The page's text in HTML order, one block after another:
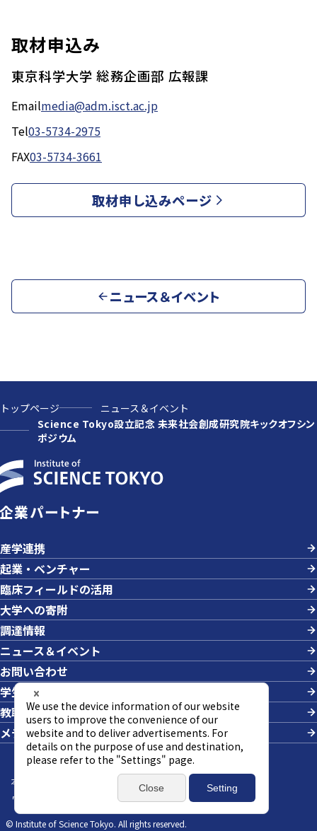
取材申込み
東京科学大学 総務企画部 広報課
Emailmedia@adm.isct.ac.jp
Tel03-5734-2975
FAX03-5734-3661
取材申し込みページ
ニュース＆イベント
トップページ
ニュース＆イベント
Science Tokyo設立記念 未来社会創成研究院キックオフシン
ポジウム
企業パートナー
産学連携
起業・ベンチャー
臨床フィールドの活用
大学への寄附
調達情報
ニュース＆イベント
お問い合わせ
学生の採用
教職員への業務依頼
メディアの方
本サイトについて
個人情報の取り扱い
ウェブアクセシビリティ方針
© Institute of Science Tokyo. All rights reserved.